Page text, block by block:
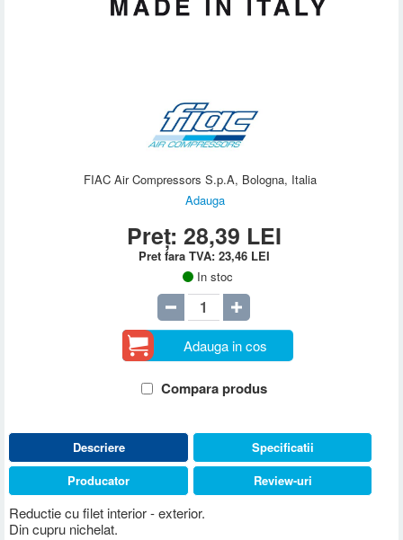
FIAC Air Compressors S.p.A, Bologna, Italia
Adauga
Preț: 28,39 LEI
Pret fara TVA: 23,46 LEI
In stoc
Adauga in cos
Compara produs
Descriere
Reductie cu filet interior - exterior.
Din cupru nichelat.
Specificatii
Producator
Review-uri